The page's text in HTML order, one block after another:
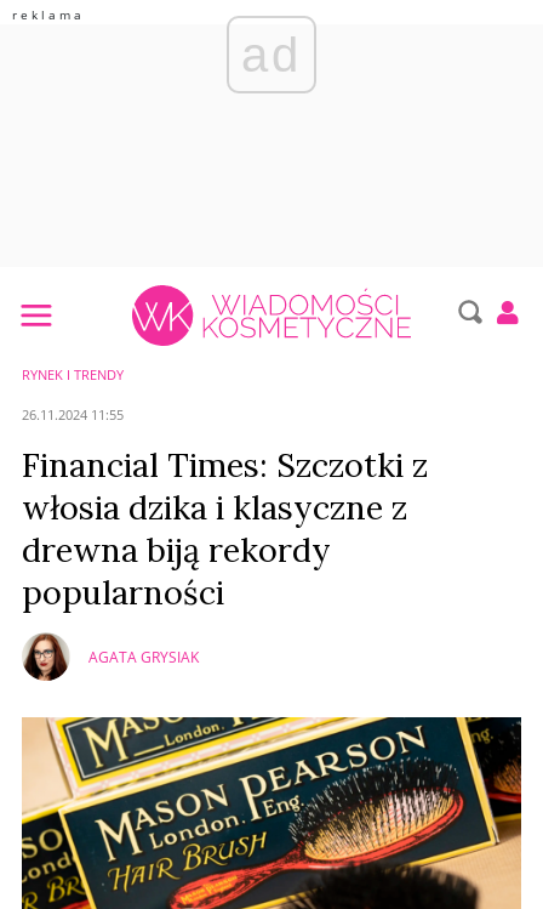
ad
RYNEK I TRENDY
26.11.2024 11:55
Financial Times: Szczotki z
włosia dzika i klasyczne z
drewna biją rekordy
popularności
AGATA GRYSIAK